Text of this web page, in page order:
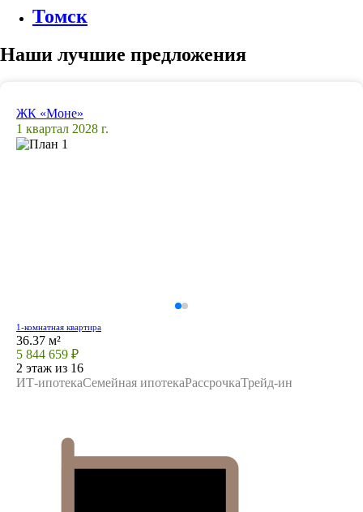
Томск
Наши лучшие предложения
ЖК «Моне»
1 квартал 2028 г.
1-комнатная квартира
36.37 м²
5 844 659 ₽
2 этаж из 16
ИТ-ипотекаСемейная ипотекаРассрочкаТрейд-ин